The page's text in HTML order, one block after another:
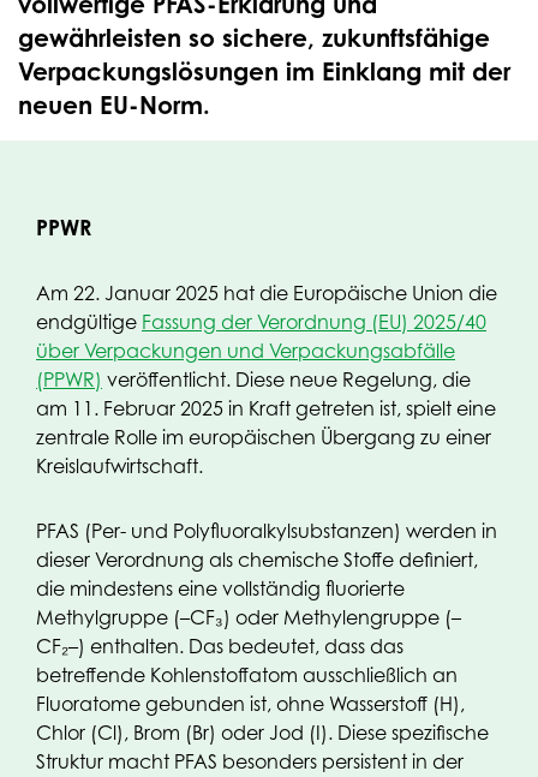
gewährleisten so sichere, zukunftsfähige
Verpackungslösungen im Einklang mit der
neuen EU-Norm.
PPWR
Am 22. Januar 2025 hat die Europäische Union die
endgültige Fassung der Verordnung (EU) 2025/40
über Verpackungen und Verpackungsabfälle
(PPWR) veröffentlicht. Diese neue Regelung, die
am 11. Februar 2025 in Kraft getreten ist, spielt eine
zentrale Rolle im europäischen Übergang zu einer
Kreislaufwirtschaft.
PFAS (Per- und Polyfluoralkylsubstanzen) werden in
dieser Verordnung als chemische Stoffe definiert,
die mindestens eine vollständig fluorierte
Methylgruppe (–CF₃) oder Methylen­gruppe (–
CF₂–) enthalten. Das bedeutet, dass das
betreffende Kohlenstoffatom ausschließlich an
Fluoratome gebunden ist, ohne Wasserstoff (H),
Chlor (Cl), Brom (Br) oder Jod (I). Diese spezifische
Struktur macht PFAS besonders persistent in der